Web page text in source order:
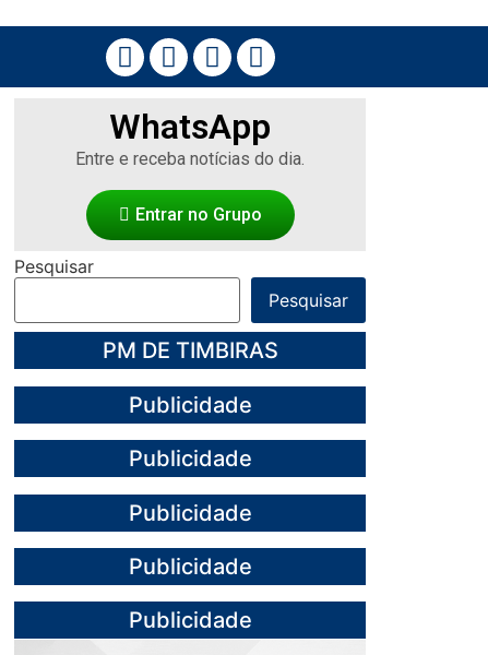
WhatsApp
Entre e receba notícias do dia.
Entrar no Grupo
Pesquisar
Pesquisar
PM DE TIMBIRAS
Publicidade
Publicidade
Publicidade
Publicidade
Publicidade